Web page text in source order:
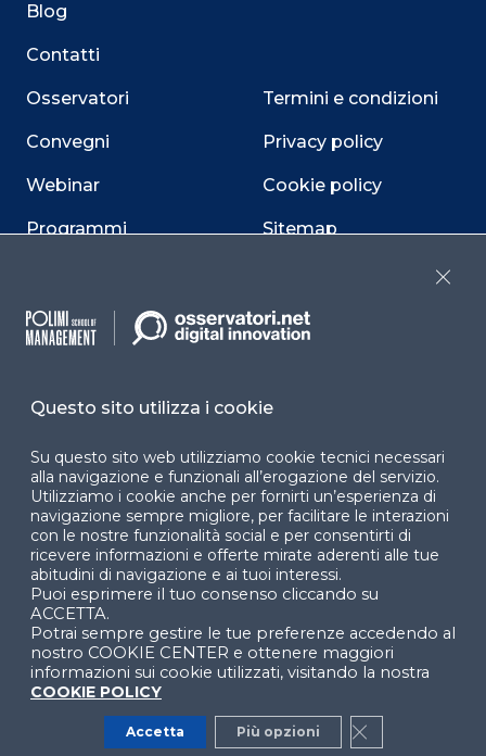
Blog
Contatti
Osservatori
Convegni
Webinar
Programmi
Termini e condizioni
Privacy policy
Cookie policy
Sitemap
Facebook LinkedIn
YouTube X
di Ingegneria Gestionale
Questo sito utilizza i cookie
Su questo sito web utilizziamo cookie tecnici necessari
alla navigazione e funzionali all’erogazione del servizio.
Utilizziamo i cookie anche per fornirti un’esperienza di
navigazione sempre migliore, per facilitare le interazioni
con le nostre funzionalità social e per consentirti di
ricevere informazioni e offerte mirate aderenti alle tue
abitudini di navigazione e ai tuoi interessi.
Puoi esprimere il tuo consenso cliccando su
ACCETTA.
Potrai sempre gestire le tue preferenze accedendo al
nostro COOKIE CENTER e ottenere maggiori
informazioni sui cookie utilizzati, visitando la nostra
COOKIE POLICY
Accetta Più opzioni Close GDPR